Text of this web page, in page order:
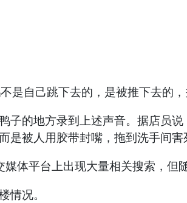
自己跳下去的，是被推下去的，
的地方录到上述声音。据店员
被人用胶带封嘴，拖到洗手间害
平台上出现大量相关搜索，但随
况。